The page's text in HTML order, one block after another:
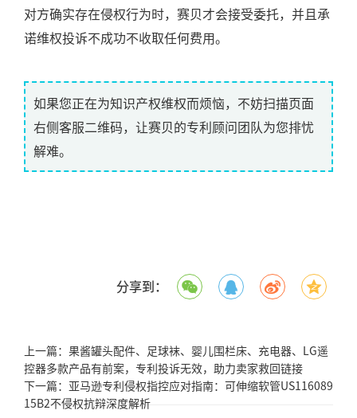
对方确实存在侵权行为时，赛贝才会接受委托，并且承
诺维权投诉不成功不收取任何费用。
如果您正在为知识产权维权而烦恼，不妨扫描页面
右侧客服二维码，让赛贝的专利顾问团队为您排忧
解难。
分享到：
上一篇： 果酱罐头配件、足球袜、婴儿围栏床、充电器、LG遥
控器多款产品有前案，专利投诉无效，助力卖家救回链接
下一篇： 亚马逊专利侵权指控应对指南：可伸缩软管US116089
15B2不侵权抗辩深度解析